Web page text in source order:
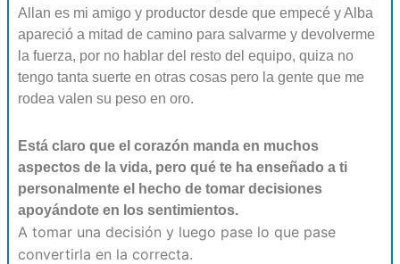
Allan es mi amigo y productor desde que empecé y Alba
apareció a mitad de camino para salvarme y devolverme
la fuerza, por no hablar del resto del equipo, quiza no
tengo tanta suerte en otras cosas pero la gente que me
rodea valen su peso en oro.
Está claro que el corazón manda en muchos
aspectos de la vida, pero qué te ha enseñado a ti
personalmente el hecho de tomar decisiones
apoyándote en los sentimientos.
A tomar una decisión y luego pase lo que pase
convertirla en la correcta.